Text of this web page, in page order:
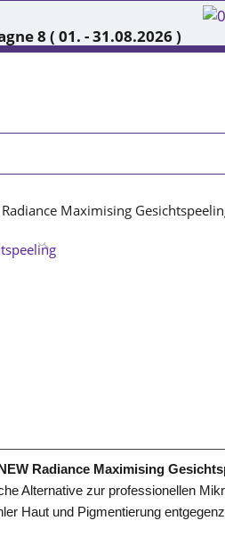
8 ( 01. - 31.08.2026 )
Maximising
Radiance Maximising
Alternative zur professionellen
Haut und Pigmentierung